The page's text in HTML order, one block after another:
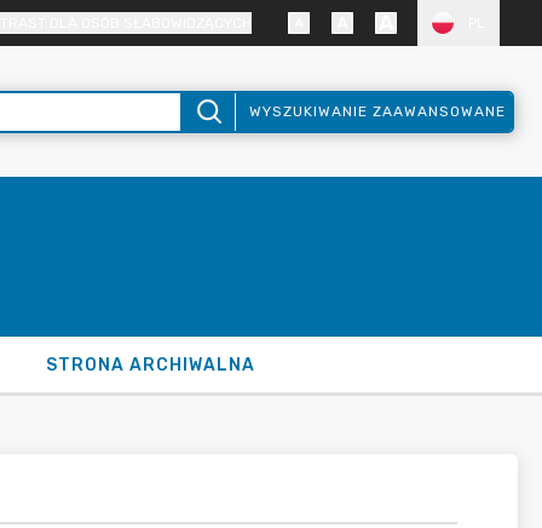
WYSZUKIWANIE ZAAWANSOWANE
STRONA ARCHIWALNA